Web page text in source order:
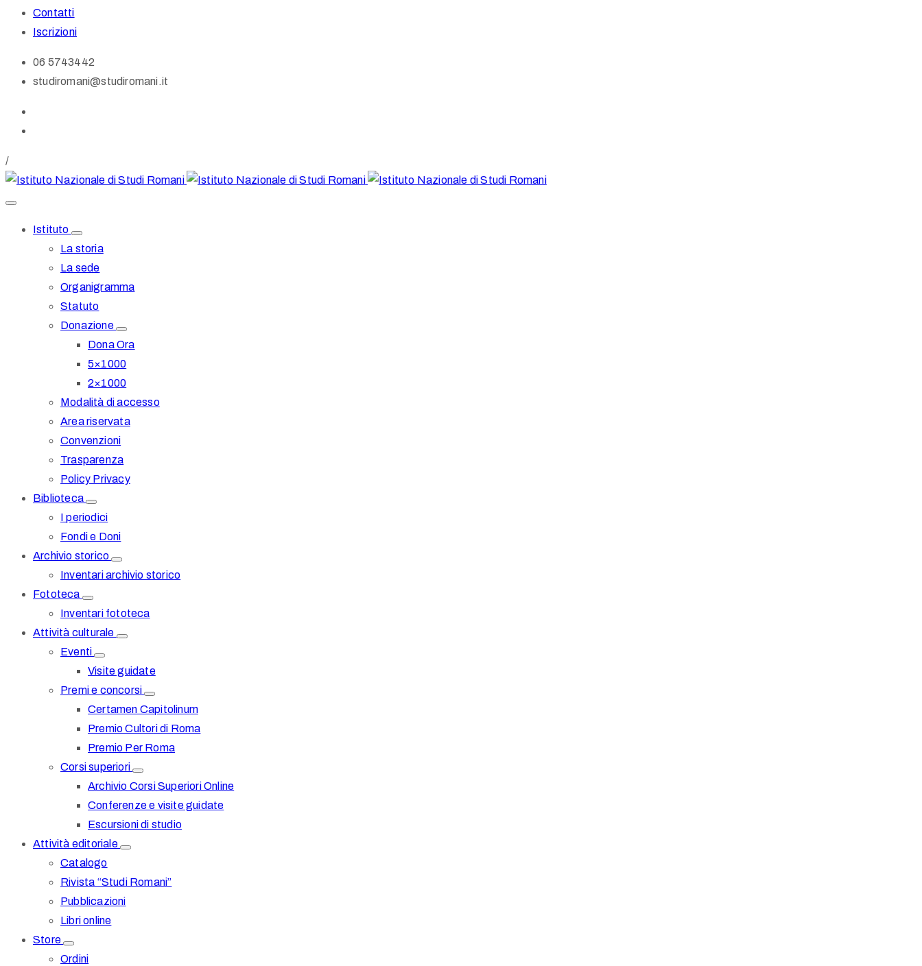
Contatti
Iscrizioni
06 5743442
studiromani@studiromani.it
/
Istituto
La storia
La sede
Organigramma
Statuto
Donazione
Dona Ora
5×1000
2×1000
Modalità di accesso
Area riservata
Convenzioni
Trasparenza
Policy Privacy
Biblioteca
I periodici
Fondi e Doni
Archivio storico
Inventari archivio storico
Fototeca
Inventari fototeca
Attività culturale
Eventi
Visite guidate
Premi e concorsi
Certamen Capitolinum
Premio Cultori di Roma
Premio Per Roma
Corsi superiori
Archivio Corsi Superiori Online
Conferenze e visite guidate
Escursioni di studio
Attività editoriale
Catalogo
Rivista “Studi Romani”
Pubblicazioni
Libri online
Store
Ordini